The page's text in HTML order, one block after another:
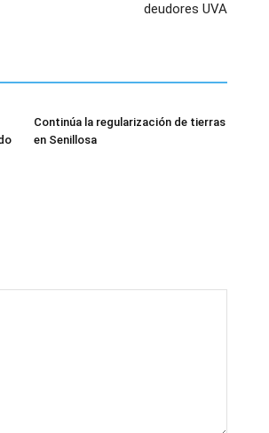
deudores UVA
Continúa la regularización de tierras
en Senillosa